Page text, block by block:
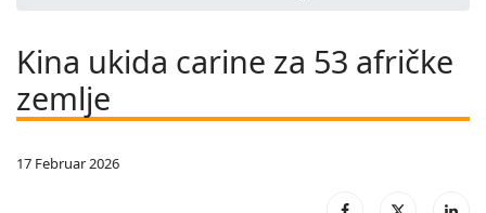
Kina ukida carine za 53 afričke
zemlje
17 Februar 2026